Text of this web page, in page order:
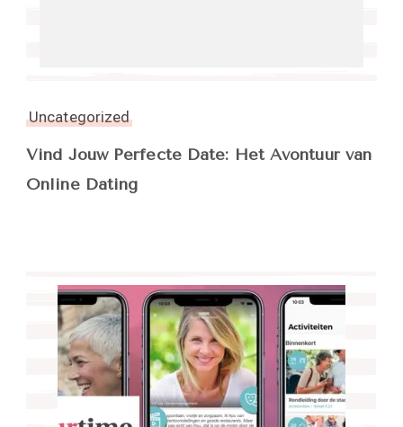
Uncategorized
Vind Jouw Perfecte Date: Het Avontuur van
Online Dating